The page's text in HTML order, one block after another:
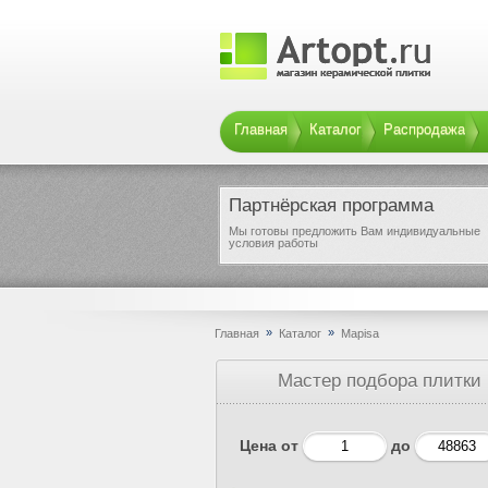
Главная Каталог Распродажа
Партнёрская программа
Мы готовы предложить Вам индивидуальные
условия работы
Главная » Каталог » Mapisa
Мастер подбора плитки
Цена от до